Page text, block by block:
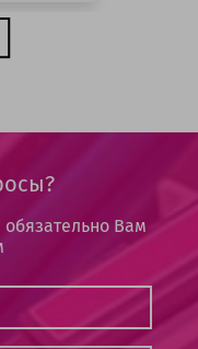
Вам